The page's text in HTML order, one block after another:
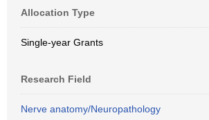
Allocation Type
Single-year Grants
Research Field
Nerve anatomy/Neuropathology